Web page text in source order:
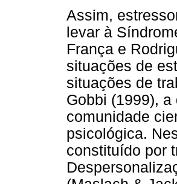
Assim,
levar à
França e
situações de
situações de
Gobbi (1999),
comunidade
psicológica.
constituído por